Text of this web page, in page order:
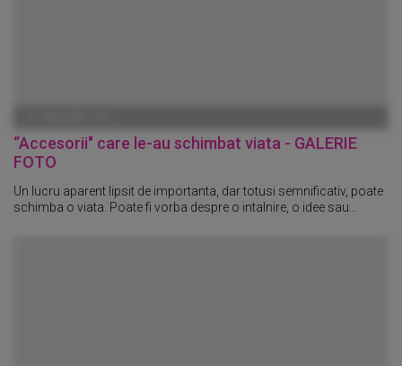
“Accesorii" care le-au schimbat viata - GALERIE
FOTO
Un lucru aparent lipsit de importanta, dar totusi semnificativ, poate
schimba o viata. Poate fi vorba despre o intalnire, o idee sau...